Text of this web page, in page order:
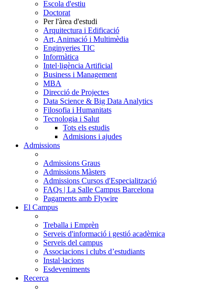
Escola d'estiu
Doctorat
Per l'àrea d'estudi
Arquitectura i Edificació
Art, Animació i Multimèdia
Enginyeries TIC
Informàtica
Intel·ligència Artificial
Business i Management
MBA
Direcció de Projectes
Data Science & Big Data Analytics
Filosofia i Humanitats
Tecnologia i Salut
Tots els estudis
Admisions i ajudes
Admissions
Admissions Graus
Admissions Màsters
Admissions Cursos d'Especialització
FAQs | La Salle Campus Barcelona
Pagaments amb Flywire
El Campus
Treballa i Emprèn
Serveis d'informació i gestió acadèmica
Serveis del campus
Associacions i clubs d’estudiants
Instal·lacions
Esdeveniments
Recerca